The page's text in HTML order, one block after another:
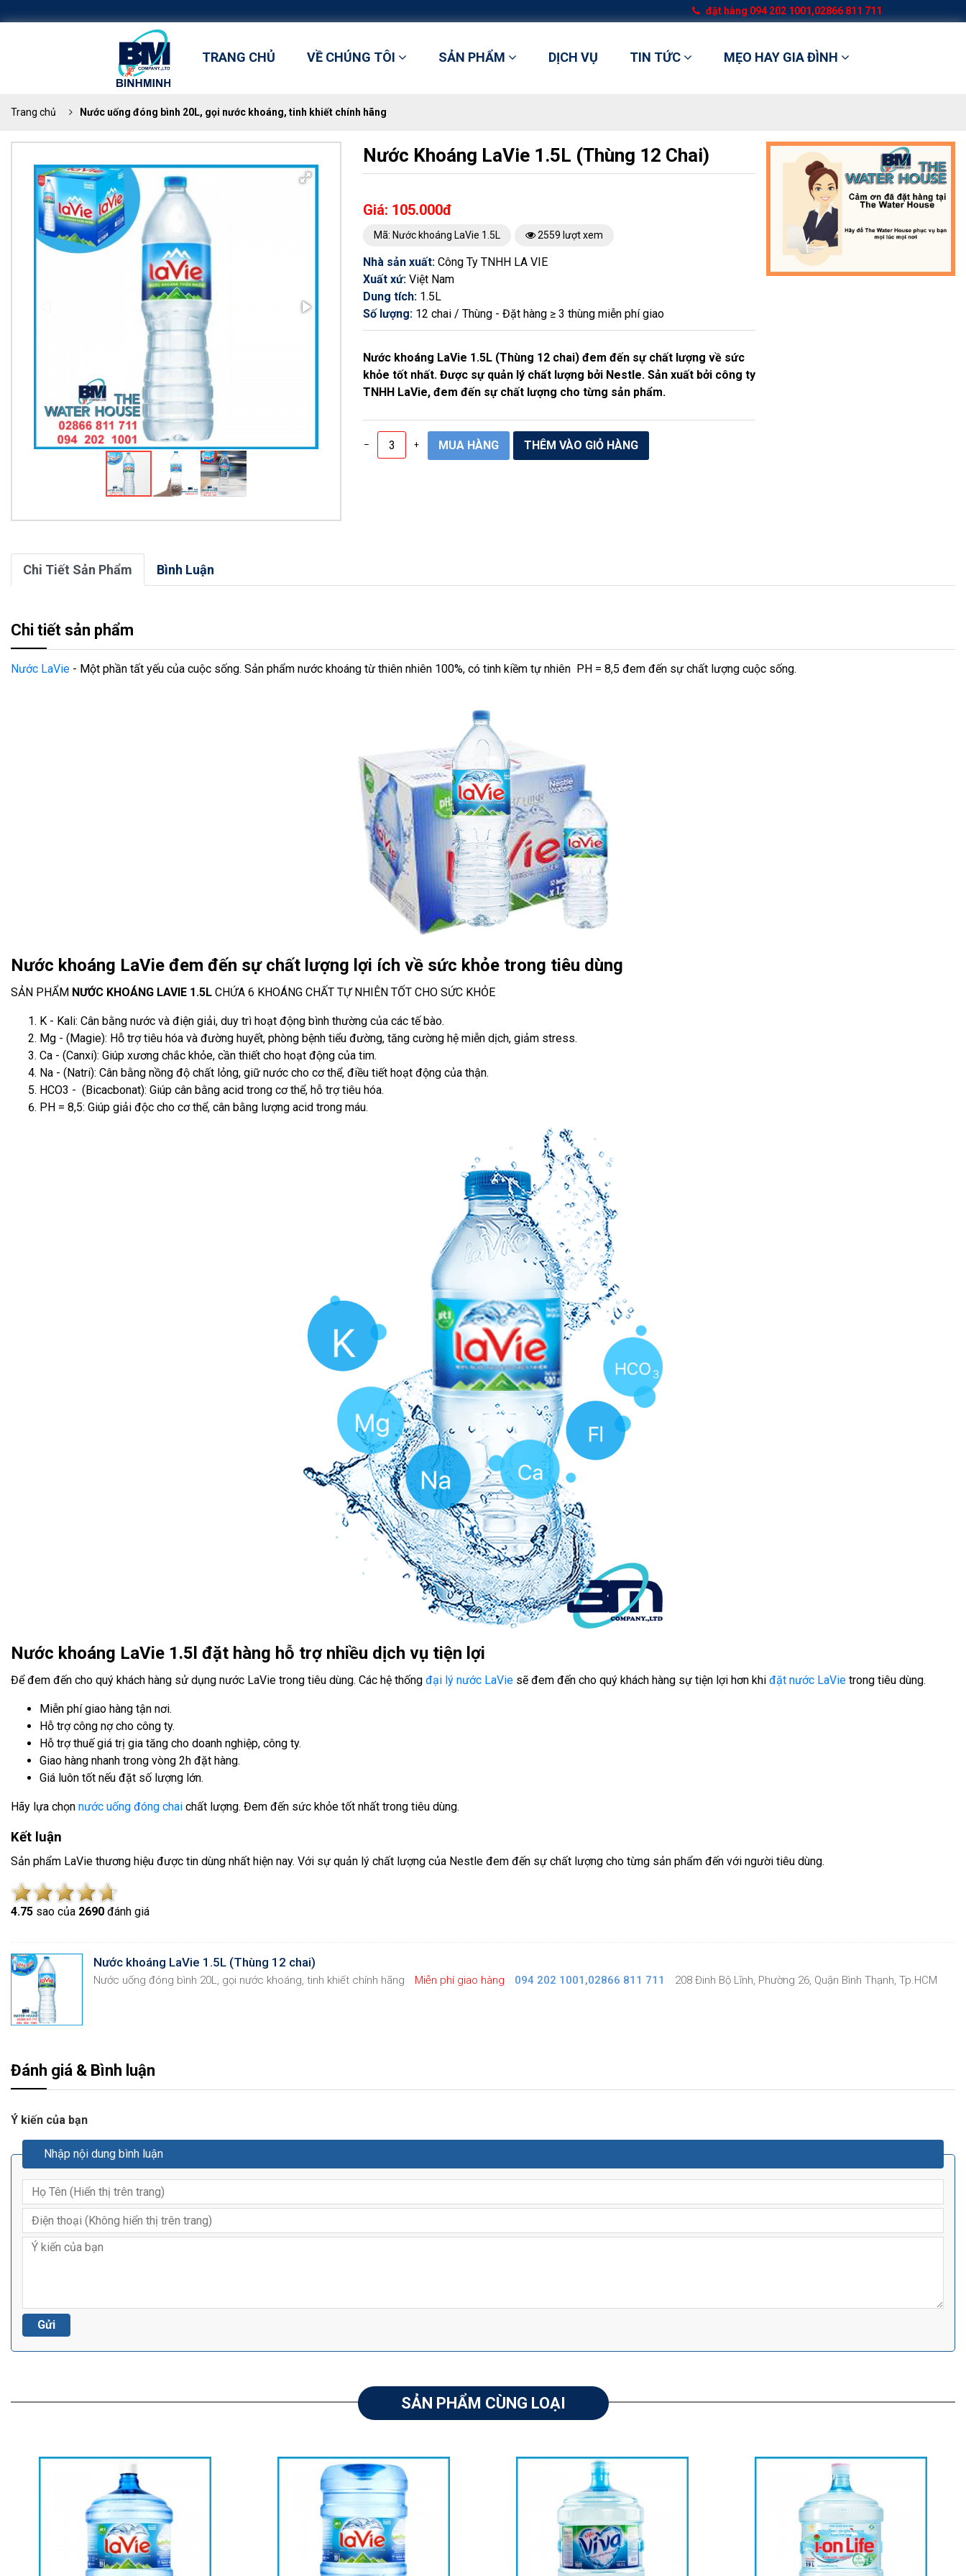
đặt hàng 094 202 1001,02866 811 711
TRANG CHỦ VỀ CHÚNG TÔI SẢN PHẨM DỊCH VỤ TIN TỨC MẸO HAY GIA ĐÌNH
Trang chủ Nước uống đóng bình 20L, gọi nước khoáng, tinh khiết chính hãng
Nước Khoáng LaVie 1.5L (Thùng 12 Chai)
Giá: 105.000đ
Mã: Nước khoáng LaVie 1.5L 2559 lượt xem
Nhà sản xuất: Công Ty TNHH LA VIE
Xuất xứ: Việt Nam
Dung tích: 1.5L
Số lượng: 12 chai / Thùng - Đặt hàng ≥ 3 thùng miễn phí giao
Nước khoáng LaVie 1.5L (Thùng 12 chai) đem đến sự chất lượng về sức
khỏe tốt nhất. Được sự quản lý chất lượng bởi Nestle. Sản xuất bởi công ty
TNHH LaVie, đem đến sự chất lượng cho từng sản phẩm.
– +
Chi Tiết Sản Phẩm Bình Luận
Chi tiết sản phẩm
Nước LaVie - Một phần tất yếu của cuộc sống. Sản phẩm nước khoáng từ thiên nhiên 100%, có tinh kiềm tự nhiên PH = 8,5 đem đến sự chất lượng cuộc sống.
Nước khoáng LaVie đem đến sự chất lượng lợi ích về sức khỏe trong tiêu dùng
SẢN PHẨM NƯỚC KHOÁNG LAVIE 1.5L CHỨA 6 KHOÁNG CHẤT TỰ NHIÊN TỐT CHO SỨC KHỎE
K - Kali: Cân bằng nước và điện giải, duy trì hoạt động bình thường của các tế bào.
Mg - (Magie): Hỗ trợ tiêu hóa và đường huyết, phòng bệnh tiểu đường, tăng cường hệ miễn dịch, giảm stress.
Ca - (Canxi): Giúp xương chắc khỏe, cần thiết cho hoạt động của tim.
Na - (Natri): Cân bằng nồng độ chất lỏng, giữ nước cho cơ thể, điều tiết hoạt động của thận.
HCO3 - (Bicacbonat): Giúp cân bằng acid trong cơ thể, hỗ trợ tiêu hóa.
PH = 8,5: Giúp giải độc cho cơ thể, cân bằng lượng acid trong máu.
Nước khoáng LaVie 1.5l đặt hàng hỗ trợ nhiều dịch vụ tiện lợi
Để đem đến cho quý khách hàng sử dụng nước LaVie trong tiêu dùng. Các hệ thống đại lý nước LaVie sẽ đem đến cho quý khách hàng sự tiện lợi hơn khi đặt nước LaVie trong tiêu dùng.
Miễn phí giao hàng tận nơi.
Hỗ trợ công nợ cho công ty.
Hỗ trợ thuế giá trị gia tăng cho doanh nghiệp, công ty.
Giao hàng nhanh trong vòng 2h đặt hàng.
Giá luôn tốt nếu đặt số lượng lớn.
Hãy lựa chọn nước uống đóng chai chất lượng. Đem đến sức khỏe tốt nhất trong tiêu dùng.
Kết luận
Sản phẩm LaVie thương hiệu được tin dùng nhất hiện nay. Với sự quản lý chất lượng của Nestle đem đến sự chất lượng cho từng sản phẩm đến với người tiêu dùng.
4.75 sao của 2690 đánh giá
Nước khoáng LaVie 1.5L (Thùng 12 chai)
Nước uống đóng bình 20L, gọi nước khoáng, tinh khiết chính hãng Miễn phí giao hàng 094 202 1001,02866 811 711 208 Đinh Bộ Lĩnh, Phường 26, Quận Bình Thạnh, Tp.HCM
Đánh giá & Bình luận
Ý kiến của bạn
Nhập nội dung bình luận
SẢN PHẨM CÙNG LOẠI